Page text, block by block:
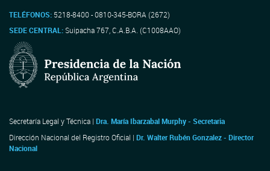
TELÉFONOS: 5218-8400 - 0810-345-BORA (2672)
SEDE CENTRAL:Suipacha 767, C.A.B.A. (C1008AAO)
Secretaría Legal y Técnica | Dra. María Ibarzabal Murphy - Secretaria
Dirección Nacional del Registro Oficial | Dr. Walter Rubén Gonzalez - Director
Nacional